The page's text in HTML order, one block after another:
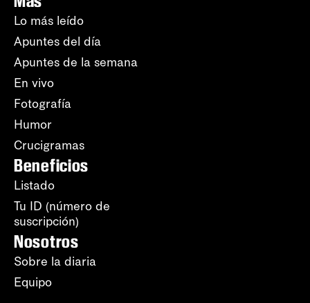
Lo más leído
Apuntes del día
Apuntes de la semana
En vivo
Fotografía
Humor
Crucigramas
Beneficios
Listado
Tu ID (número de
suscripción)
Nosotros
Sobre la diaria
Equipo